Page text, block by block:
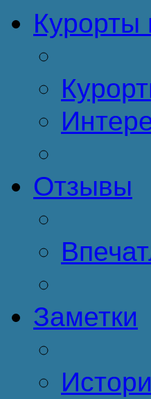
Курорты
Отзывы
Заметки